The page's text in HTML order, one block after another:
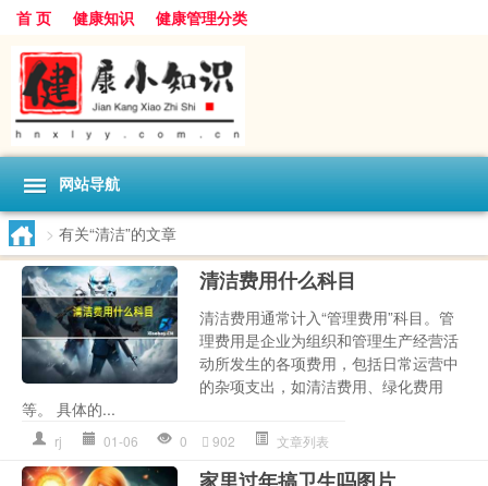
首 页 健康知识 健康管理分类
网站导航
> 有关“清洁”的文章
清洁费用什么科目
清洁费用通常计入“管理费用”科目。管
理费用是企业为组织和管理生产经营活
动所发生的各项费用，包括日常运营中
的杂项支出，如清洁费用、绿化费用
等。 具体的...
rj 01-06 0 902 文章列表